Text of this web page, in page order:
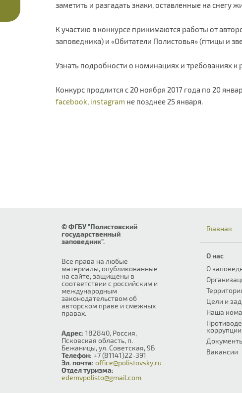
заметить и разгадать знаки, оставленные на снегу
К участию в конкурсе принимаются работы от
заповедника) и «Обитатели Полистовья» (птицы и
Узнать подробности о номинациях и требованиях
Конкурс продлится с 20 ноября 2017 года по 20
facebook, instagram не позднее 25 января.
© ФГБУ "Полистовский
государственный
заповедник".
Все права на любые
материалы, опубликованные
на сайте, защищены в
соответствии с российским и
международным
законодательством об
авторском праве и смежных
правах.
Адрес: 182840, Россия,
Псковская область, п.
Бежаницы, ул. Советская, 9Б
Телефон: +7 (81141)22-391
Эл. почта: office@polistovsky.ru
Отдел туризма:
edemvpolisto@gmail.com
Главная
О нас
О
Цели и
Наша
коррупции
Вакансии